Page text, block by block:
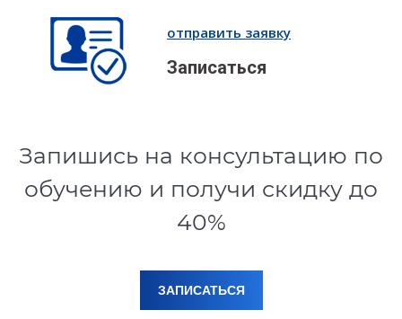
отправить заявку
Записаться
Запишись на консультацию по
обучению и получи скидку до
40%
ЗАПИСАТЬСЯ